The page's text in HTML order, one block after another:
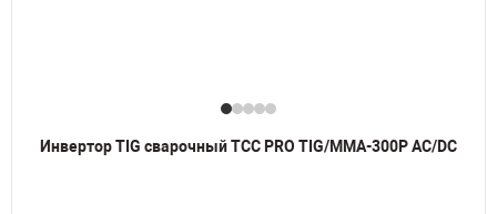
Инвертор TIG сварочный ТСС PRO TIG/MMA-300P AC/DC